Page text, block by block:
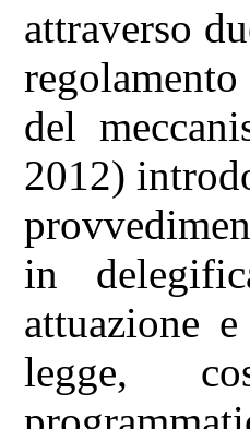
attraverso
del
2012)
in
attuazione
legge,